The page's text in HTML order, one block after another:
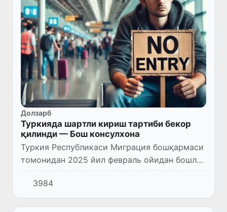
Долзарб
Туркияда шартли кириш тартиби бекор
қилинди — Бош консулхона
Туркия Республикаси Миграция бошқармаси
томонидан 2025 йил февраль ойидан бошлаб
мамлакатга шартли кириш (şartlı giriş)
тартиби бекор қилинди.
3984